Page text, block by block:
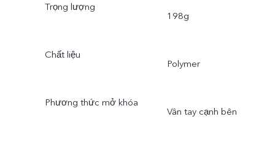
Trọng lượng
198g
Chất liệu
Polymer
Phương thức mở khóa
Vân tay cạnh bên